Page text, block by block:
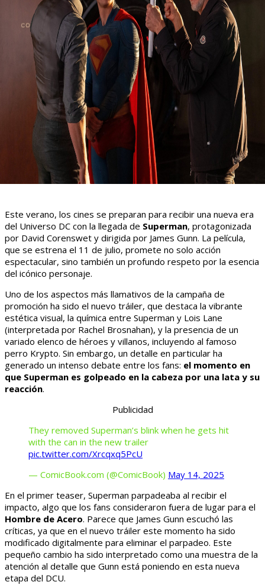
Este verano, los cines se preparan para recibir una nueva era
del Universo DC con la llegada de Superman, protagonizada
por David Corenswet y dirigida por James Gunn. La película,
que se estrena el 11 de julio, promete no solo acción
espectacular, sino también un profundo respeto por la esencia
del icónico personaje.
Uno de los aspectos más llamativos de la campaña de
promoción ha sido el nuevo tráiler, que destaca la vibrante
estética visual, la química entre Superman y Lois Lane
(interpretada por Rachel Brosnahan), y la presencia de un
variado elenco de héroes y villanos, incluyendo al famoso
perro Krypto. Sin embargo, un detalle en particular ha
generado un intenso debate entre los fans: el momento en
que Superman es golpeado en la cabeza por una lata y su
reacción.
Publicidad
They removed Superman’s blink when he gets hit
with the can in the new trailer
pic.twitter.com/Xrcqxq5PcU
— ComicBook.com (@ComicBook) May 14, 2025
En el primer teaser, Superman parpadeaba al recibir el
impacto, algo que los fans consideraron fuera de lugar para el
Hombre de Acero. Parece que James Gunn escuchó las
críticas, ya que en el nuevo tráiler este momento ha sido
modificado digitalmente para eliminar el parpadeo. Este
pequeño cambio ha sido interpretado como una muestra de la
atención al detalle que Gunn está poniendo en esta nueva
etapa del DCU.